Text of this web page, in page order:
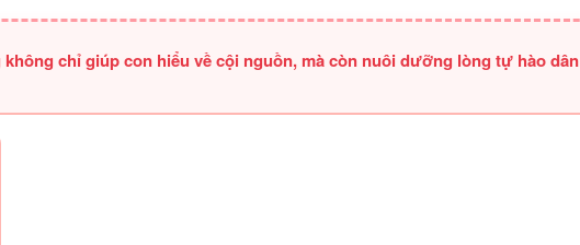
chỉ giúp con hiểu về cội nguồn, mà còn nuôi dưỡng lòng tự hào dân